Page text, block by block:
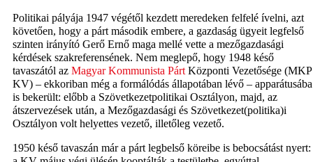
Politikai pályája 1947 végétől kezdett meredeken felfelé ívelni, azt
követően, hogy a párt második embere, a gazdaság ügyeit legfelső
szinten irányító Gerő Ernő maga mellé vette a mezőgazdasági
kérdések szakreferensének. Nem meglepő, hogy 1948 késő
tavaszától az Magyar Kommunista Párt Központi Vezetősége (MKP
KV) – ekkoriban még a formálódás állapotában lévő – apparátusába
is bekerült: előbb a Szövetkezetpolitikai Osztályon, majd, az
átszervezések után, a Mezőgazdasági és Szövetkezet(politika)i
Osztályon volt helyettes vezető, illetőleg vezető.
1950 késő tavaszán már a párt legbelső köreibe is bebocsátást nyert: